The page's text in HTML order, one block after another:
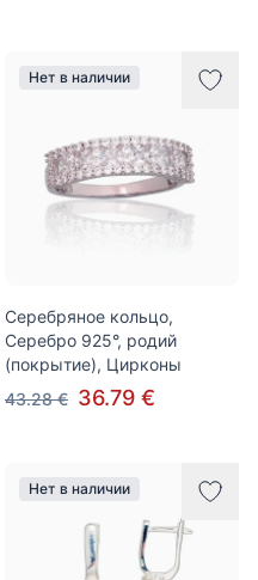
Нет в наличии
Серебряное кольцо,
Серебро 925°, родий
(покрытие), Цирконы
43.28 € 36.79 €
Нет в наличии